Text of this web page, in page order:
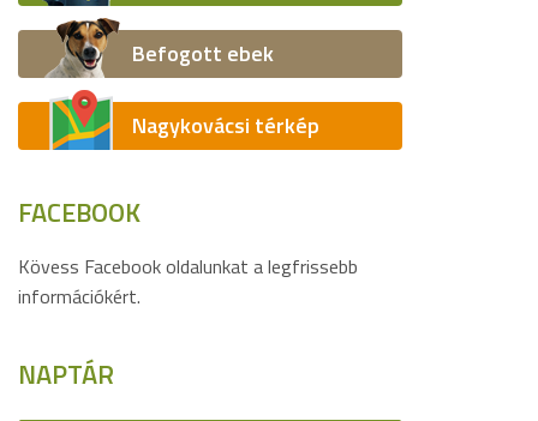
Befogott ebek
Nagykovácsi térkép
FACEBOOK
Kövess Facebook oldalunkat a legfrissebb
információkért.
NAPTÁR